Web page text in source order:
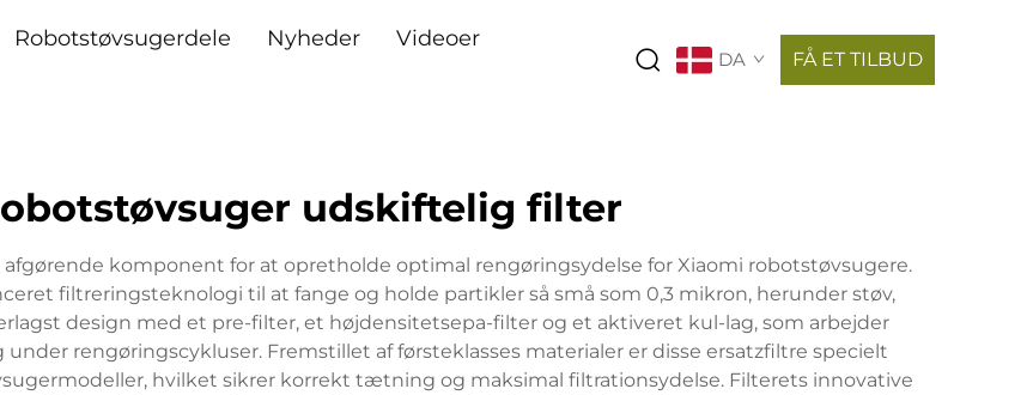
Robotstøvsugerdele Nyheder
Videoer
DA FÅ ET TILBUD
udskiftelig filter
komponent for at opretholde optimal rengøringsydelse for Xiaomi robotstøvsugere.
filtreringsteknologi til at fange og holde partikler så små som 0,3 mikron, herunder støv,
design med et pre-filter, et højdensitetsepa-filter og et aktiveret kul-lag, som arbejder
rengøringscykluser. Fremstillet af førsteklasses materialer er disse ersatzfiltre specielt
hvilket sikrer korrekt tætning og maksimal filtrationsydelse. Filterets innovative